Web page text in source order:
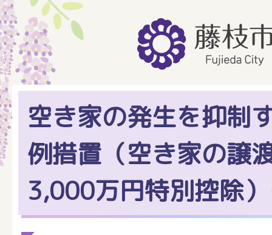
空き家の発生を抑制
例措置（空き家の譲
3,000万円特別控除